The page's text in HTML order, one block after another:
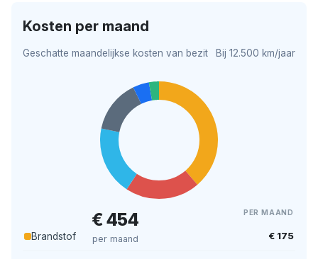
Kosten per maand
Geschatte maandelijkse kosten van bezit Bij 12.500 km/jaar
€ 454
per maand
PER MAAND
Brandstof € 175